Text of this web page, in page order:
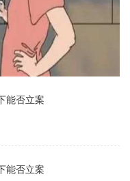
能否立案
能否立案